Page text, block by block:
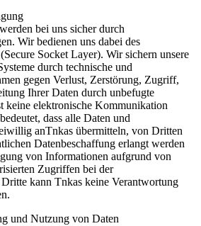
bei uns sicher durch
Wir bedienen uns dabei des
Socket Layer). Wir sichern unsere
durch technische und
gegen Verlust, Zerstörung, Zugriff,
Ihrer Daten durch unbefugte
keine elektronische Kommunikation
dass alle Daten und
anTnkas übermitteln, von Dritten
Datenbeschaffung erlangt werden
von Informationen aufgrund von
Zugriffen bei der
kann Tnkas keine Verantwortung
und Nutzung von Daten